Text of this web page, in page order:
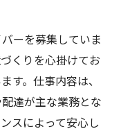
ーを募集していま
くりを心掛けてお
す。仕事内容は、
達が主な業務とな
スによって安心し